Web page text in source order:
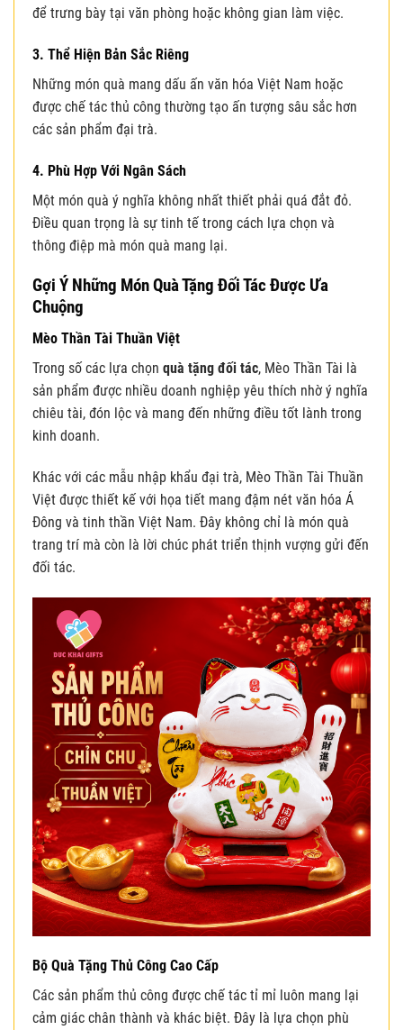
để trưng bày tại văn phòng hoặc không gian làm việc.
3. Thể Hiện Bản Sắc Riêng
Những món quà mang dấu ấn văn hóa Việt Nam hoặc
được chế tác thủ công thường tạo ấn tượng sâu sắc hơn
các sản phẩm đại trà.
4. Phù Hợp Với Ngân Sách
Một món quà ý nghĩa không nhất thiết phải quá đắt đỏ.
Điều quan trọng là sự tinh tế trong cách lựa chọn và
thông điệp mà món quà mang lại.
Gợi Ý Những Món Quà Tặng Đối Tác Được Ưa
Chuộng
Mèo Thần Tài Thuần Việt
Trong số các lựa chọn quà tặng đối tác, Mèo Thần Tài là
sản phẩm được nhiều doanh nghiệp yêu thích nhờ ý nghĩa
chiêu tài, đón lộc và mang đến những điều tốt lành trong
kinh doanh.
Khác với các mẫu nhập khẩu đại trà, Mèo Thần Tài Thuần
Việt được thiết kế với họa tiết mang đậm nét văn hóa Á
Đông và tinh thần Việt Nam. Đây không chỉ là món quà
trang trí mà còn là lời chúc phát triển thịnh vượng gửi đến
đối tác.
Bộ Quà Tặng Thủ Công Cao Cấp
Các sản phẩm thủ công được chế tác tỉ mỉ luôn mang lại
cảm giác chân thành và khác biệt. Đây là lựa chọn phù